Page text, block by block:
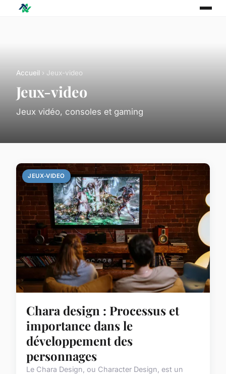
Accueil › Jeux-video
Jeux-video
Jeux vidéo, consoles et gaming
JEUX-VIDEO
Chara design : Processus et
importance dans le
développement des
personnages
Le Chara Design, ou Character Design, est un